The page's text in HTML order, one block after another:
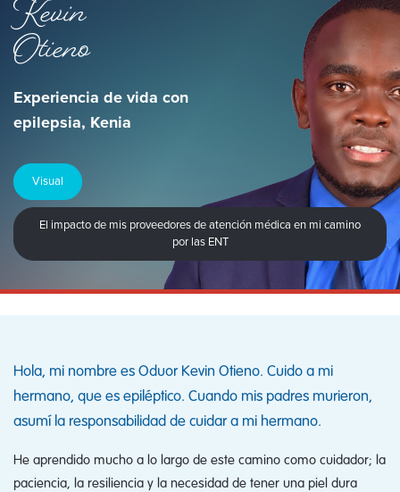
Kevin
Otieno
Experiencia de vida con
epilepsia, Kenia
Visual
El impacto de mis proveedores de atención médica en mi camino
por las ENT
Hola, mi nombre es Oduor Kevin Otieno. Cuido a mi
hermano, que es epiléptico. Cuando mis padres murieron,
asumí la responsabilidad de cuidar a mi hermano.
He aprendido mucho a lo largo de este camino como cuidador; la
paciencia, la resiliencia y la necesidad de tener una piel dura